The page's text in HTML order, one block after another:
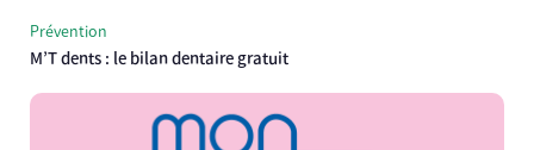
Prévention
M’T dents : le bilan dentaire gratuit